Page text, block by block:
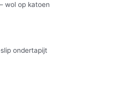
wol op katoen
ondertapijt